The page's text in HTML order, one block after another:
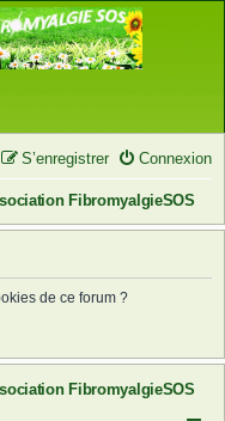
Connexion
S’enregistrer
FibromyalgieSOS
de ce forum ?
FibromyalgieSOS